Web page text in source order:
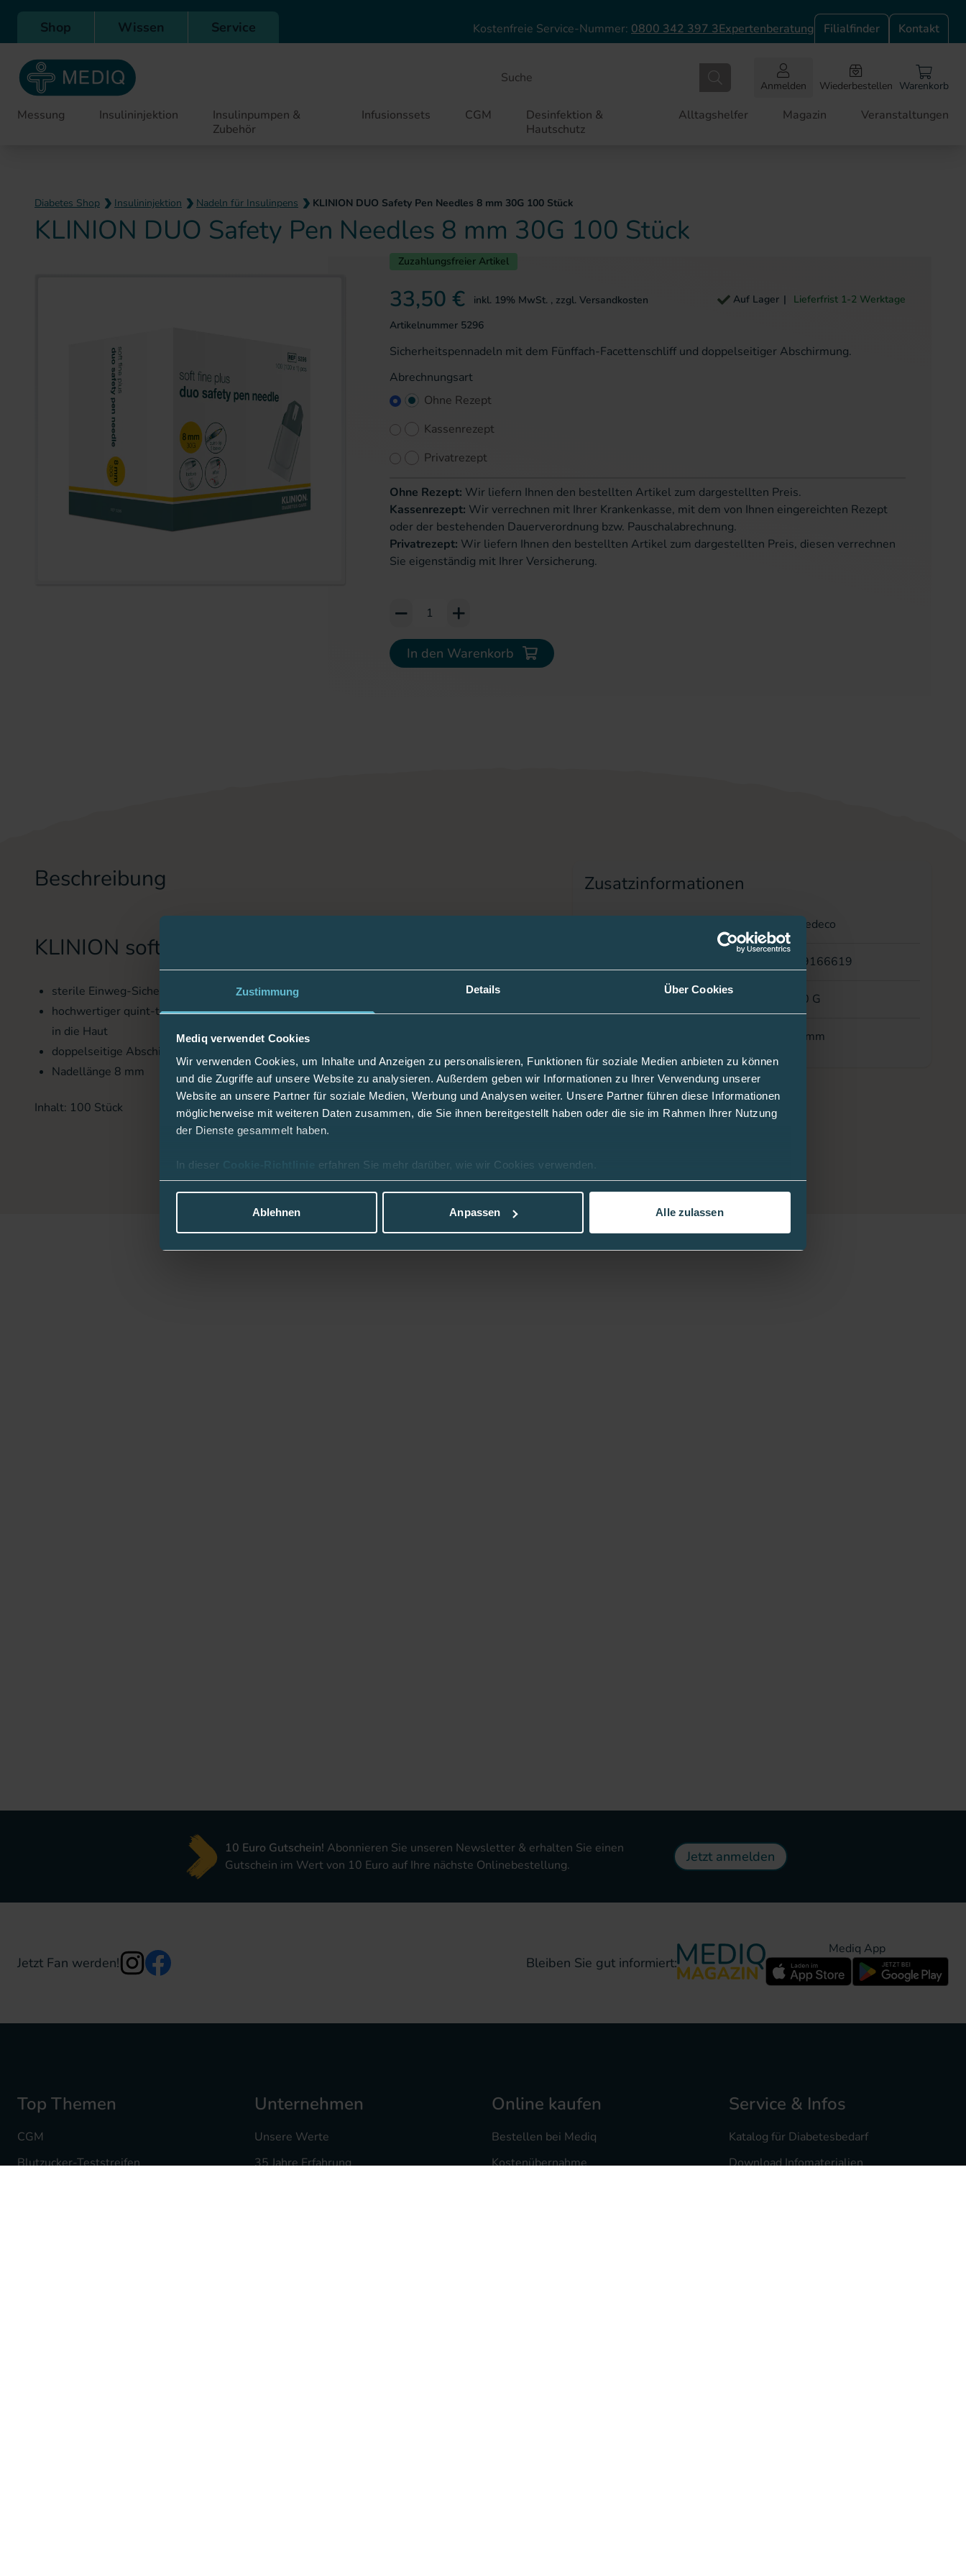
Zustimmung Details Über Cookies
Mediq verwendet Cookies
Wir verwenden Cookies, um Inhalte und Anzeigen zu personalisieren, Funktionen für soziale Medien anbieten zu können
und die Zugriffe auf unsere Website zu analysieren. Außerdem geben wir Informationen zu Ihrer Verwendung unserer
Website an unsere Partner für soziale Medien, Werbung und Analysen weiter. Unsere Partner führen diese Informationen
möglicherweise mit weiteren Daten zusammen, die Sie ihnen bereitgestellt haben oder die sie im Rahmen Ihrer Nutzung
der Dienste gesammelt haben.
In dieser erfahren Sie mehr darüber, wie wir Cookies verwenden.
Ablehnen Anpassen Alle zulassen
Direkt zur Hauptnavigation
Shop Wissen Service Kostenfreie Service-Nummer: 0800 342 397 3Expertenberatung Filialfinder Kontakt
Suche
Anmelden Wiederbestellen Warenkorb
Messung Insulininjektion
Insulinpumpen &
Zubehör
Infusionssets CGM
Desinfektion &
Hautschutz
Alltagshelfer Magazin Veranstaltungen
Diabetes Shop Insulininjektion Nadeln für Insulinpens KLINION DUO Safety Pen Needles 8 mm 30G 100 Stück
KLINION DUO Safety Pen Needles 8 mm 30G 100 Stück
33,50 € inkl. 19% MwSt. , zzgl. Versandkosten
Zuzahlungsfreier Artikel
Artikelnummer 5296
Auf Lager Lieferfrist 1-2 Werktage
Sicherheitspennadeln mit dem Fünffach-Facettenschliff und doppelseitiger Abschirmung.
Abrechnungsart
Ohne Rezept
Kassenrezept
Privatrezept
Ohne Rezept: Wir liefern Ihnen den bestellten Artikel zum dargestellten Preis.
Kassenrezept: Wir verrechnen mit Ihrer Krankenkasse, mit dem von Ihnen eingereichten Rezept
oder der bestehenden Dauerverordnung bzw. Pauschalabrechnung.
Privatrezept: Wir liefern Ihnen den bestellten Artikel zum dargestellten Preis, diesen verrechnen
Sie eigenständig mit Ihrer Versicherung.
Add to Cart or Wish List
In den Warenkorb
Beschreibung
KLINION soft fine plus safety duo
sterile Einweg-Sicherheitspennadeln
hochwertiger quint-tip (5-fach-Schliff) für ein sanfteres und weniger schmerzhaftes Eindringen
in die Haut
doppelseitige Abschirmung durch Schutzschilder nach dem Herausziehen aus dem Körper
Nadellänge 8 mm
Inhalt: 100 Stück
Zusatzinformationen
Medeco
19166619
30 G
8 mm
10 Euro Gutschein! Abonnieren Sie unseren Newsletter & erhalten Sie einen
Gutschein im Wert von 10 Euro auf Ihre nächste Onlinebestellung.
Jetzt anmelden
Jetzt Fan werden! Bleiben Sie gut informiert:
Mediq App
Top Themen
CGM
Blutzucker-Teststreifen
Unternehmen
Unsere Werte
35 Jahre Erfahrung
Online kaufen
Bestellen bei Mediq
Kostenübernahme
Service & Infos
Katalog für Diabetesbedarf
Download Infomaterialien